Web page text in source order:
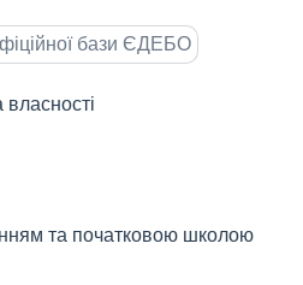
бази ЄДЕБО
та початковою школою